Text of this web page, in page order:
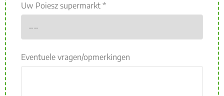
Uw Poiesz supermarkt *
Eventuele vragen/opmerkingen